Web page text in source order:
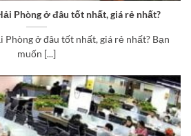
Phòng ở đâu tốt nhất, giá rẻ nhất?
Phòng ở đâu tốt nhất, giá rẻ nhất? Bạn
muốn [...]